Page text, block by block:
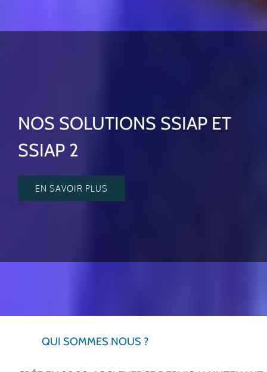
NOS SOLUTIONS SSIAP ET
SSIAP 2
EN SAVOIR PLUS
QUI SOMMES NOUS ?